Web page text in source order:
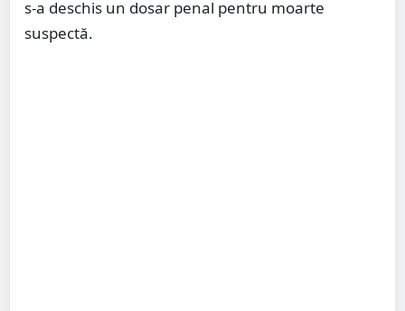
s-a deschis un dosar penal pentru moarte
suspectă.